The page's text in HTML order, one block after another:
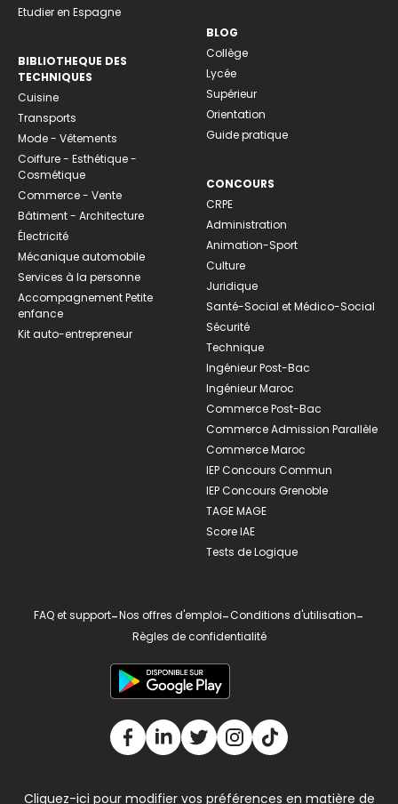
Etudier en Espagne
BIBLIOTHEQUE DES
TECHNIQUES
Cuisine
Transports
Mode - Vêtements
Coiffure - Esthétique -
Cosmétique
Commerce - Vente
Bâtiment - Architecture
Électricité
Mécanique automobile
Services à la personne
Accompagnement Petite
enfance
Kit auto-entrepreneur
BLOG
Collège
Lycée
Supérieur
Orientation
Guide pratique
CONCOURS
CRPE
Administration
Animation-Sport
Culture
Juridique
Santé-Social et Médico-Social
Sécurité
Technique
Ingénieur Post-Bac
Ingénieur Maroc
Commerce Post-Bac
Commerce Admission Parallèle
Commerce Maroc
IEP Concours Commun
IEP Concours Grenoble
TAGE MAGE
Score IAE
Tests de Logique
FAQ et support-Nos offres d'emploi-Conditions d'utilisation-
Règles de confidentialité
Cliquez-ici pour modifier vos préférences en matière de